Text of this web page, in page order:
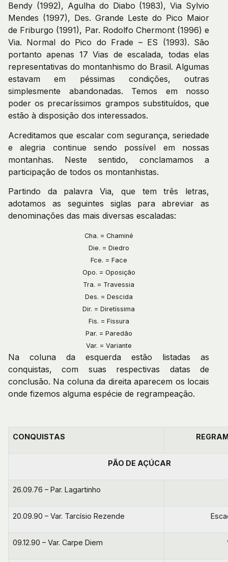
Bendy (1992), Agulha do Diabo (1983), Via Sylvio
Mendes (1997), Des. Grande Leste do Pico Maior
de Friburgo (1991), Par. Rodolfo Chermont (1996) e
Via. Normal do Pico do Frade – ES (1993). São
portanto apenas 17 Vias de escalada, todas elas
representativas do montanhismo do Brasil. Algumas
estavam em péssimas condições, outras
simplesmente abandonadas. Temos em nosso
poder os precaríssimos grampos substituídos, que
estão à disposição dos interessados.
Acreditamos que escalar com segurança, seriedade
e alegria continue sendo possível em nossas
montanhas. Neste sentido, conclamamos a
participação de todos os montanhistas.
Partindo da palavra Via, que tem três letras,
adotamos as seguintes siglas para abreviar as
denominações das mais diversas escaladas:
Cha. = Chaminé
Die. = Diedro
Fce. = Face
Opo. = Oposição
Tra. = Travessia
Des. = Descida
Dir. = Diretíssima
Fis. = Fissura
Par. = Paredão
Var. = Variante
Na coluna da esquerda estão listadas as
conquistas, com suas respectivas datas de
conclusão. Na coluna da direita aparecem os locais
onde fizemos alguma espécie de regrampeação.
CONQUISTAS
PÃO DE AÇÚCAR
26.09.76 – Par. Lagartinho
20.09.90 – Var. Tarcísio Rezende
09.12.90 – Var. Carpe Diem